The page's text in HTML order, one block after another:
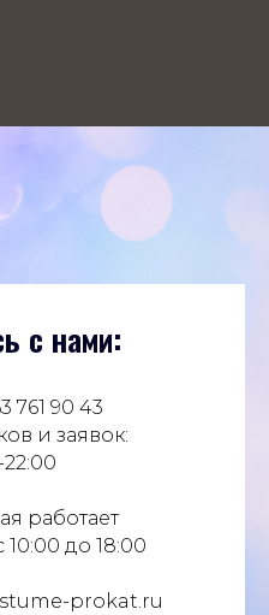
с нами:
761 90 43
и заявок:
работает
до 18:00
prokat.ru